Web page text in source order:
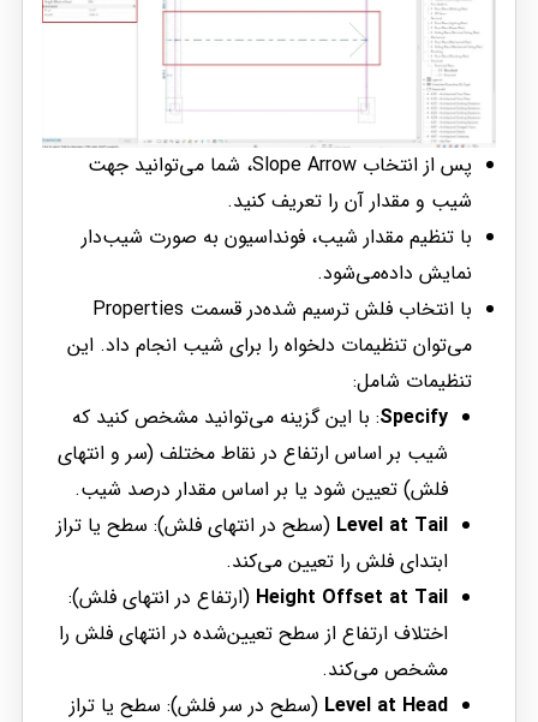
پس از انتخاب Slope Arrow، شما می‌توانید جهت
شیب و مقدار آن را تعریف کنید.
با تنظیم مقدار شیب، فونداسیون به صورت شیب‌دار
نمایش داده‌می‌شود.
با انتخاب فلش ترسیم شده‌در قسمت Properties
می‌توان تنظیمات دلخواه را برای شیب انجام داد. این
تنظیمات شامل:
Specify: با این گزینه می‌توانید مشخص کنید که
شیب بر اساس ارتفاع در نقاط مختلف (سر و انتهای
فلش) تعیین شود یا بر اساس مقدار درصد شیب.
Level at Tail (سطح در انتهای فلش): سطح یا تراز
ابتدای فلش را تعیین می‌کند.
Height Offset at Tail (ارتفاع در انتهای فلش):
اختلاف ارتفاع از سطح تعیین‌شده در انتهای فلش را
مشخص می‌کند.
Level at Head (سطح در سر فلش): سطح یا تراز